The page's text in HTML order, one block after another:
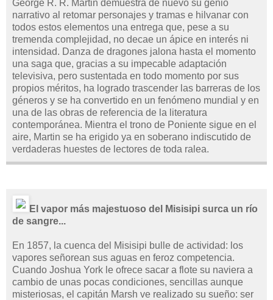
George R. R. Martin demuestra de nuevo su genio
narrativo al retomar personajes y tramas e hilvanar con
todos estos elementos una entrega que, pese a su
tremenda complejidad, no decae un ápice en interés ni
intensidad. Danza de dragones jalona hasta el momento
una saga que, gracias a su impecable adaptación
televisiva, pero sustentada en todo momento por sus
propios méritos, ha logrado trascender las barreras de los
géneros y se ha convertido en un fenómeno mundial y en
una de las obras de referencia de la literatura
contemporánea. Mientra el trono de Poniente sigue en el
aire, Martin se ha erigido ya en soberano indiscutido de
verdaderas huestes de lectores de toda ralea.
El vapor más majestuoso del Misisipi surca un río
de sangre...
En 1857, la cuenca del Misisipi bulle de actividad: los
vapores señorean sus aguas en feroz competencia.
Cuando Joshua York le ofrece sacar a flote su naviera a
cambio de unas pocas condiciones, sencillas aunque
misteriosas, el capitán Marsh ve realizado su sueño: ser